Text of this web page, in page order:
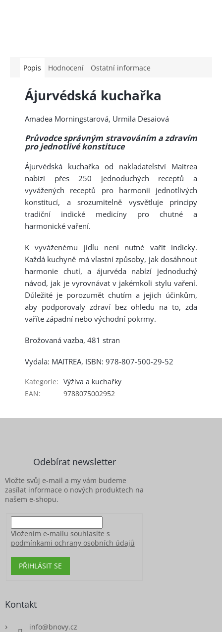
Popis Hodnocení Ostatní informace
Ájurvédská kuchařka
Amadea Morningstarová, Urmila Desaiová
Průvodce správným stravováním a zdravím
pro jednotlivé konstituce
Ájurvédská kuchařka od nakladatelství Maitrea
nabízí přes 250 jednoduchých receptů a
vyvážených receptů pro harmonii jednotlivých
konstitucí, a srozumitelně vysvětluje principy
tradiční indické medicíny pro chutné a
harmonické vaření.
K vyváženému jídlu není nutné vařit indicky.
Každá kuchyně má vlastní způsoby, jak dosáhnout
harmonie chutí, a ájurvéda nabízí jednoduchý
návod, jak je vyrovnávat v jakémkoli stylu vaření.
Důležité je porozumět chutím a jejich účinkům,
aby podporovaly zdraví bez ohledu na to, zda
vaříte západní nebo východní pokrmy.
Brožovaná vazba, 481 stran
Vydala: MAITREA, ISBN: 978-807-500-29-52
Kategorie: Výživa a kuchařky
EAN: 9788075002952
Odebírat newsletter
Vložte svůj e-mail a my vám budeme
zasílat informace o nových produktech na
našem e-shopu.
Vložením e-mailu souhlasíte s
podmínkami ochrany osobních údajů
PŘIHLÁSIT SE
Kontakt
info@bnovy.cz